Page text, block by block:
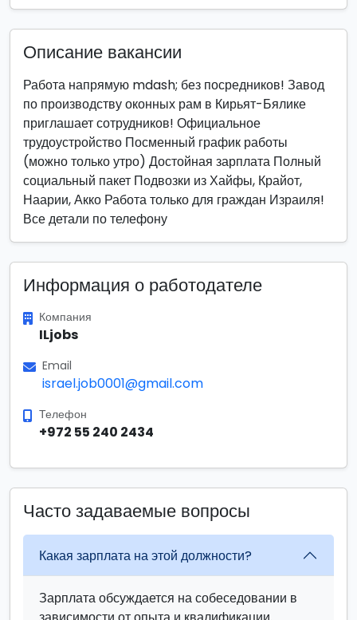
Описание вакансии
Работа напрямую mdash; без посредников! Завод
по производству оконных рам в Кирьят-Бялике
приглашает сотрудников! Официальное
трудоустройство Посменный график работы
(можно только утро) Достойная зарплата Полный
социальный пакет Подвозки из Хайфы, Крайот,
Наарии, Акко Работа только для граждан Израиля!
Все детали по телефону
Информация о работодателе
Компания
ILjobs
Email
israel.job0001@gmail.com
Телефон
+972 55 240 2434
Часто задаваемые вопросы
Какая зарплата на этой должности?
Зарплата обсуждается на собеседовании в